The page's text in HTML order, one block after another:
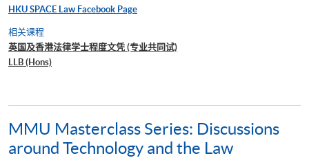
HKU SPACE Law Facebook Page
相关课程
英国及香港法律学士程度文凭 (专业共同试)
LLB (Hons)
MMU Masterclass Series: Discussions
around Technology and the Law